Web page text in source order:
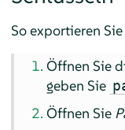
So exportieren
Öffnen Sie
geben Sie
Öffnen Sie